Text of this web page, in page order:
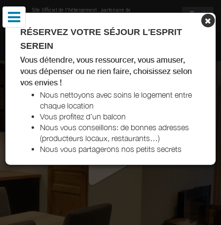
Site Officiel de l'hébergement , partenaire de
CHEZ CAROLE ET ARNAUD VAL THORENS
RÉSERVEZ VOTRE SÉJOUR L'ESPRIT
SEREIN
Vous détendre, vous ressourcer, vous amuser,
vous dépenser ou ne rien faire, choisissez selon
vos envies !
Nous nettoyons avec soins le logement entre
chaque location
Vous profitez d’un balcon
Nous vous conseillons: de bonnes adresses
(producteurs locaux, restaurants…)
Nous vous partagerons nos petits secrets